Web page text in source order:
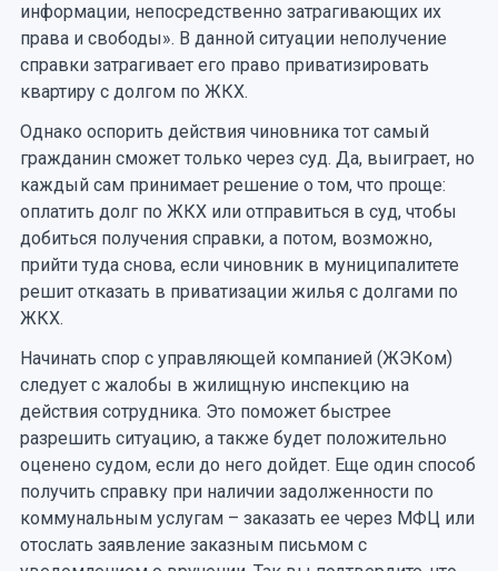
информации, непосредственно затрагивающих их
права и свободы». В данной ситуации неполучение
справки затрагивает его право приватизировать
квартиру с долгом по ЖКХ.
Однако оспорить действия чиновника тот самый
гражданин сможет только через суд. Да, выиграет, но
каждый сам принимает решение о том, что проще:
оплатить долг по ЖКХ или отправиться в суд, чтобы
добиться получения справки, а потом, возможно,
прийти туда снова, если чиновник в муниципалитете
решит отказать в приватизации жилья с долгами по
ЖКХ.
Начинать спор с управляющей компанией (ЖЭКом)
следует с жалобы в жилищную инспекцию на
действия сотрудника. Это поможет быстрее
разрешить ситуацию, а также будет положительно
оценено судом, если до него дойдет. Еще один способ
получить справку при наличии задолженности по
коммунальным услугам – заказать ее через МФЦ или
отослать заявление заказным письмом с